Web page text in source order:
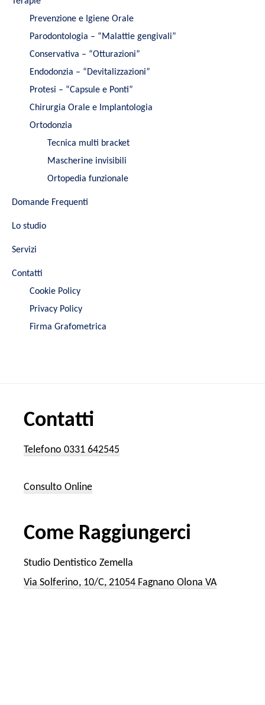
Prevenzione e Igiene Orale
Parodontologia – “Malattie gengivali”
Conservativa – “Otturazioni”
Endodonzia – “Devitalizzazioni”
Protesi – “Capsule e Ponti”
Chirurgia Orale e Implantologia
Ortodonzia
Tecnica multi bracket
Mascherine invisibili
Ortopedia funzionale
Domande Frequenti
Lo studio
Servizi
Contatti
Cookie Policy
Privacy Policy
Firma Grafometrica
Contatti
Telefono 0331 642545
Consulto Online
Come Raggiungerci
Studio Dentistico Zemella
Via Solferino, 10/C, 21054 Fagnano Olona VA